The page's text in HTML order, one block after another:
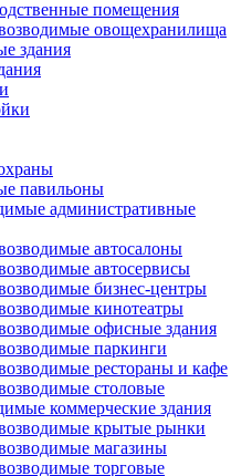
помещения
овощехранилища
здания
павильоны
административные
автосалоны
автосервисы
бизнес-центры
кинотеатры
офисные здания
паркинги
рестораны и кафе
столовые
коммерческие здания
крытые рынки
магазины
торговые